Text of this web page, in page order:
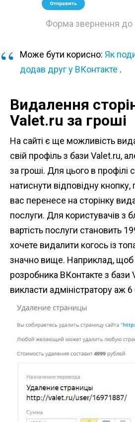
Форма звернення до
Може бути корисно: Як
додав друг у ВКонтакте .
Видалення
Valet.ru за гроші
На сайті є ще можливість
свій профіль з бази Valet.ru,
за гроші. Для цього в профілі
натиснути відповідну кнопку,
вас перенесе на сторінку
послуги. Для користувачів з
вартість послуги становить
хочете видалити когось із
значно вище. Наприклад, щоб
розробника ВКонтакте з бази
викласти адміністратору аж 6